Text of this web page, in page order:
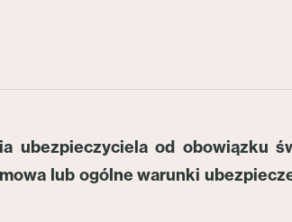
ubezpieczyciela od obowiązku
lub ogólne warunki